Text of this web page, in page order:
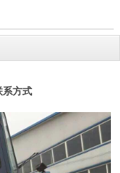
系方式